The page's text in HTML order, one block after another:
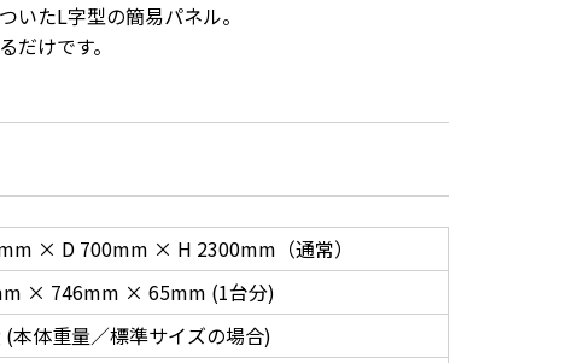
いたL字型の簡易パネル。
だけです。
× D 700mm × H 2300mm（通常）
× 746mm × 65mm (1台分)
本体重量／標準サイズの場合)